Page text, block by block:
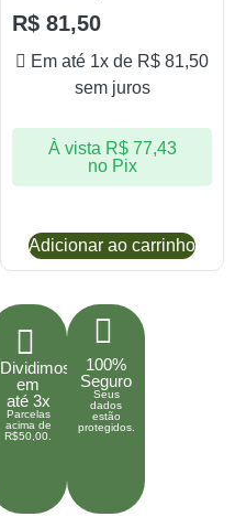
R$ 81,50
Em até 1x de R$ 81,50
sem juros
À vista R$77,43
no Pix
Adicionar ao carrinho
Dividimos
em
até 3x
Parcelas
acima de
R$50,00.
100%
Seguro
Seus
dados
estão
protegidos.